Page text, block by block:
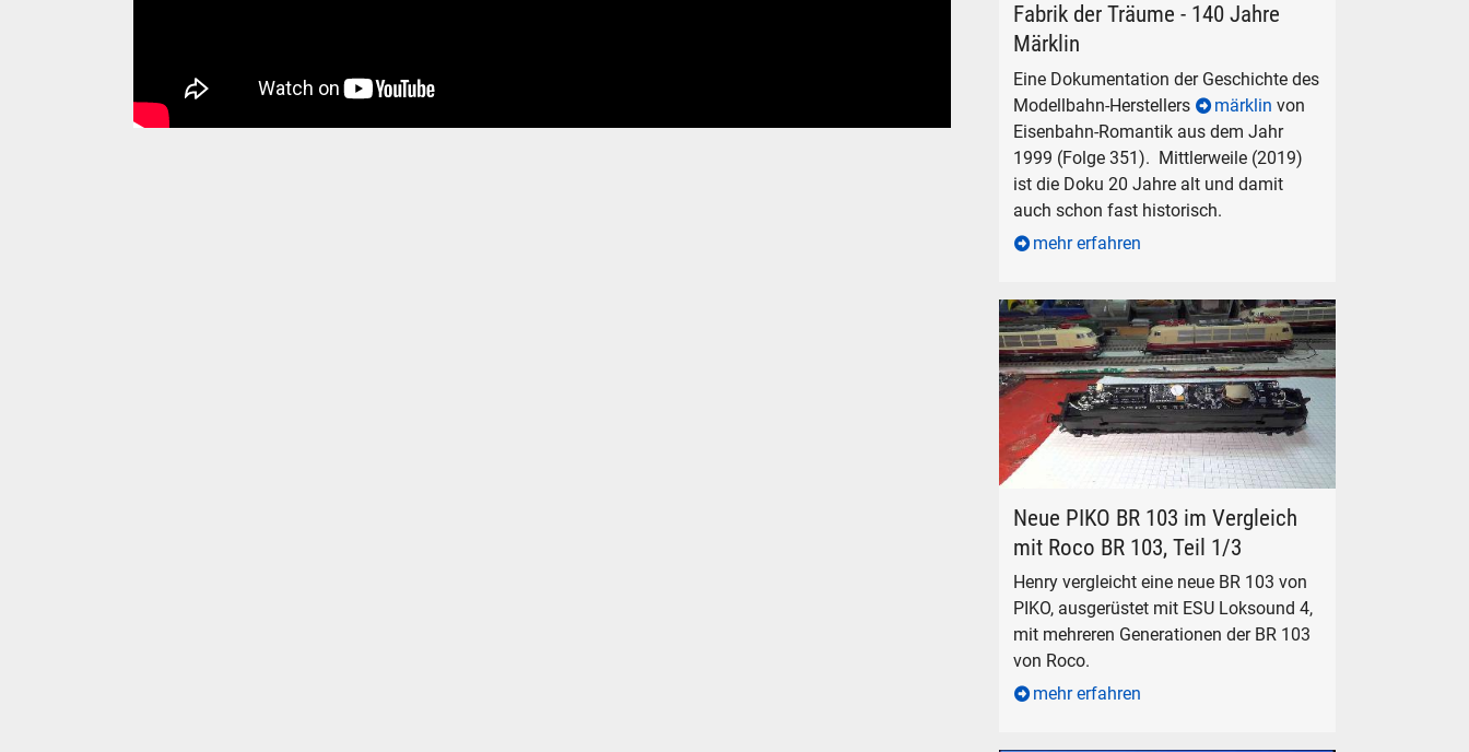
Fabrik der Träume - 140 Jahre
Märklin
Eine Dokumentation der Geschichte des
Modellbahn-Herstellers
märklin von
Eisenbahn-Romantik aus dem Jahr
1999 (Folge 351). Mittlerweile (2019)
ist die Doku 20 Jahre alt und damit
auch schon fast historisch.
mehr erfahren
Neue PIKO BR 103 im Vergleich
mit Roco BR 103, Teil 1/3
Henry vergleicht eine neue BR 103 von
PIKO, ausgerüstet mit ESU Loksound 4,
mit mehreren Generationen der BR 103
von Roco.
mehr erfahren